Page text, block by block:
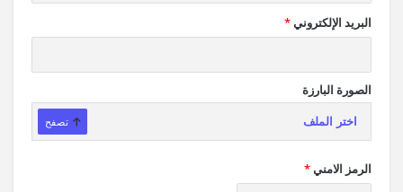
البريد الإلكتروني*
الصورة البارزة
اختر الملف تصفح
الرمز الامني*